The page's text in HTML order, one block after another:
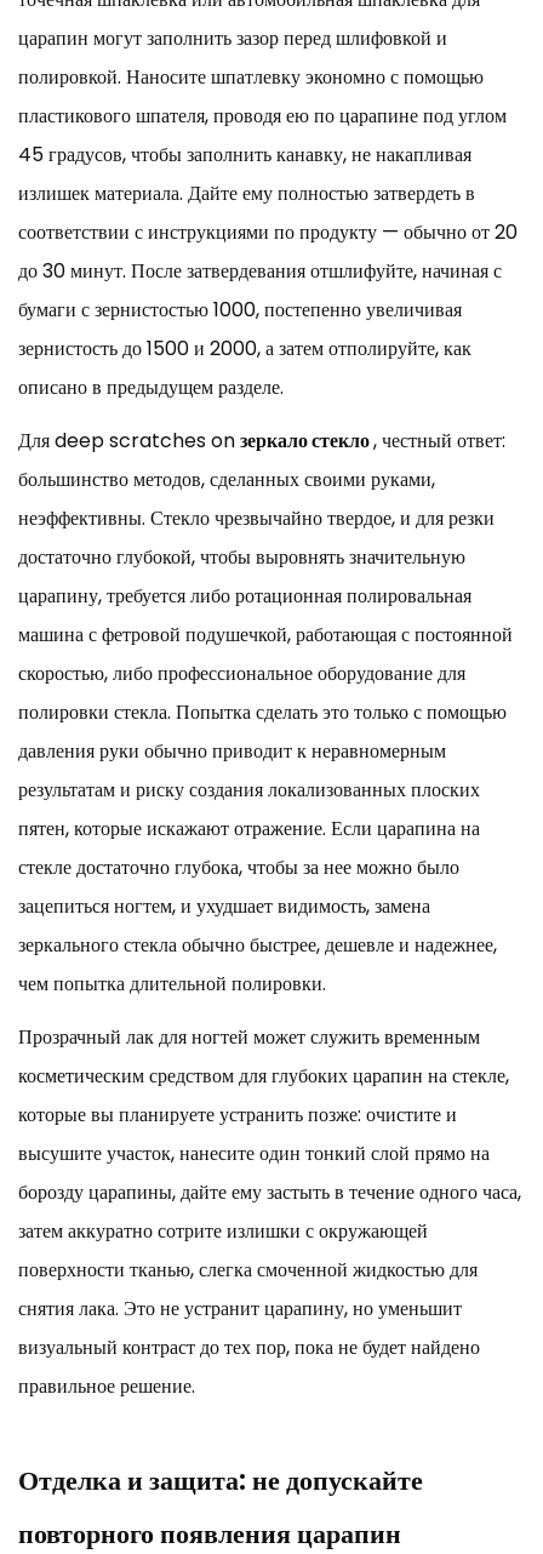
царапин могут заполнить зазор перед шлифовкой и
полировкой. Наносите шпатлевку экономно с помощью
пластикового шпателя, проводя ею по царапине под углом
45 градусов, чтобы заполнить канавку, не накапливая
излишек материала. Дайте ему полностью затвердеть в
соответствии с инструкциями по продукту — обычно от 20
до 30 минут. После затвердевания отшлифуйте, начиная с
бумаги с зернистостью 1000, постепенно увеличивая
зернистость до 1500 и 2000, а затем отполируйте, как
описано в предыдущем разделе.
Для deep scratches onзеркало стекло, честный ответ:
большинство методов, сделанных своими руками,
неэффективны. Стекло чрезвычайно твердое, и для резки
достаточно глубокой, чтобы выровнять значительную
царапину, требуется либо ротационная полировальная
машина с фетровой подушечкой, работающая с постоянной
скоростью, либо профессиональное оборудование для
полировки стекла. Попытка сделать это только с помощью
давления руки обычно приводит к неравномерным
результатам и риску создания локализованных плоских
пятен, которые искажают отражение. Если царапина на
стекле достаточно глубока, чтобы за нее можно было
зацепиться ногтем, и ухудшает видимость, замена
зеркального стекла обычно быстрее, дешевле и надежнее,
чем попытка длительной полировки.
Прозрачный лак для ногтей может служить временным
косметическим средством для глубоких царапин на стекле,
которые вы планируете устранить позже: очистите и
высушите участок, нанесите один тонкий слой прямо на
борозду царапины, дайте ему застыть в течение одного часа,
затем аккуратно сотрите излишки с окружающей
поверхности тканью, слегка смоченной жидкостью для
снятия лака. Это не устранит царапину, но уменьшит
визуальный контраст до тех пор, пока не будет найдено
правильное решение.
Отделка и защита: не допускайте
повторного появления царапин